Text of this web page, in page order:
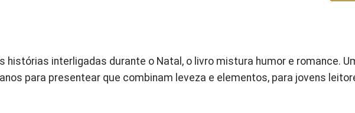
histórias interligadas durante o Natal, o livro mistura humor e romance.
para presentear que combinam leveza e elementos, para jovens